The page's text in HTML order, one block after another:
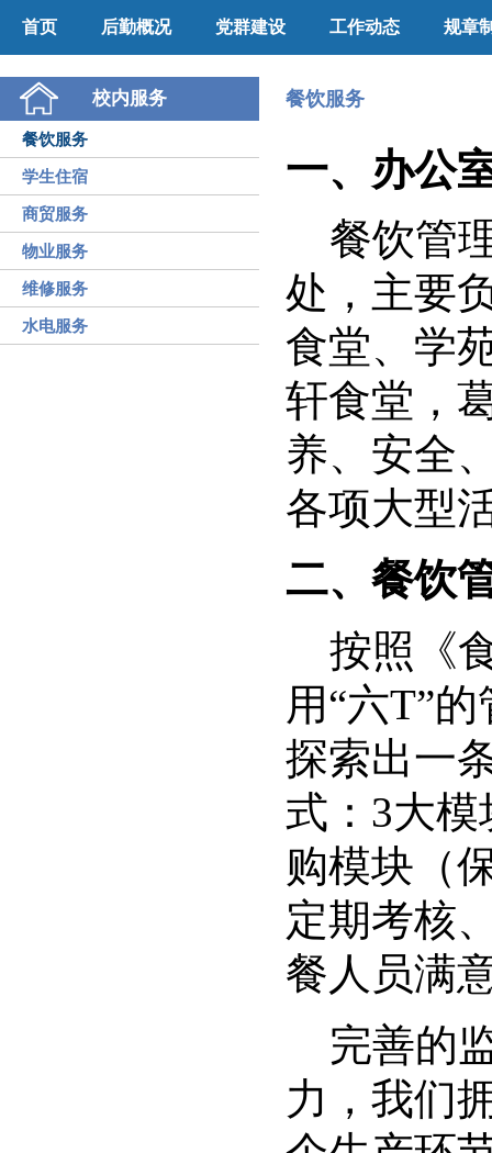
首页 后勤概况 党群建设 工作动态 规章
校内服务
餐饮服务
学生住宿
商贸服务
物业服务
维修服务
水电服务
餐饮服务
一、办公
餐饮管
处，主要
食堂、学
轩食堂，
养、安全
各项大型
二、餐饮
按照《
用“六T”
探索出一
式：3大
购模块（
定期考核
餐人员满
完善的
力，我们